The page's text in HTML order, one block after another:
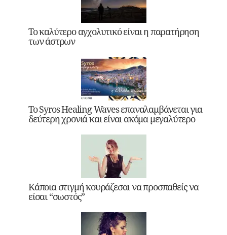
Το καλύτερο αγχολυτικό είναι η παρατήρηση
των άστρων
Το Syros Healing Waves επαναλαμβάνεται για
δεύτερη χρονιά και είναι ακόμα μεγαλύτερο
Κάποια στιγμή κουράζεσαι να προσπαθείς να
είσαι “σωστός”